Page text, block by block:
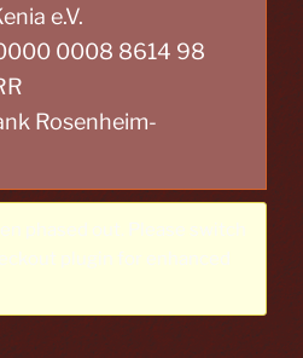
e.V.
0008 8614 98
Rosenheim-
phased out. Please switch
plugin for enhanced